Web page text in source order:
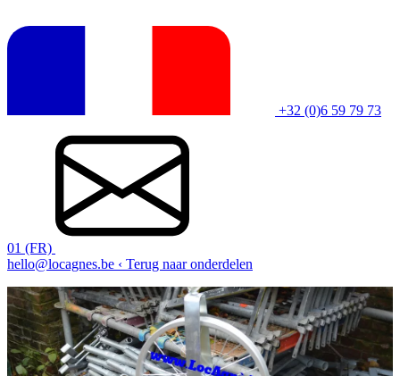
+32 (0)6 59 79 73
01 (FR)
hello@locagnes.be ‹ Terug naar onderdelen